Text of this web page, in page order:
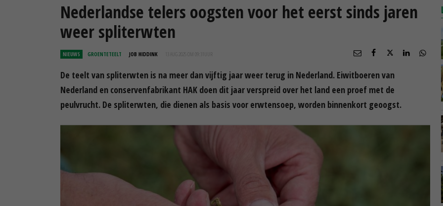
Nederlandse telers oogsten voor het eerst sinds jaren
weer spliterwten
NIEUWS GROENTETEELT JOB HIDDINK 13 AUG 2025 OM 09:31
De teelt van spliterwten is na meer dan vijftig jaar weer terug in Nederland. Eiwitboeren van
Nederland en conservenfabrikant HAK doen dit jaar verspreid over het land een proef met de
peulvrucht. De spliterwten, die dienen als basis voor erwtensoep, worden binnenkort geoogst.